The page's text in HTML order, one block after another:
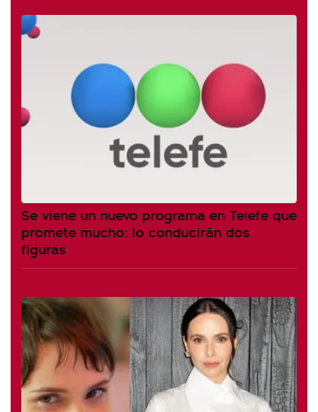
Se viene un nuevo programa en Telefe que
promete mucho: lo conducirán dos
figuras